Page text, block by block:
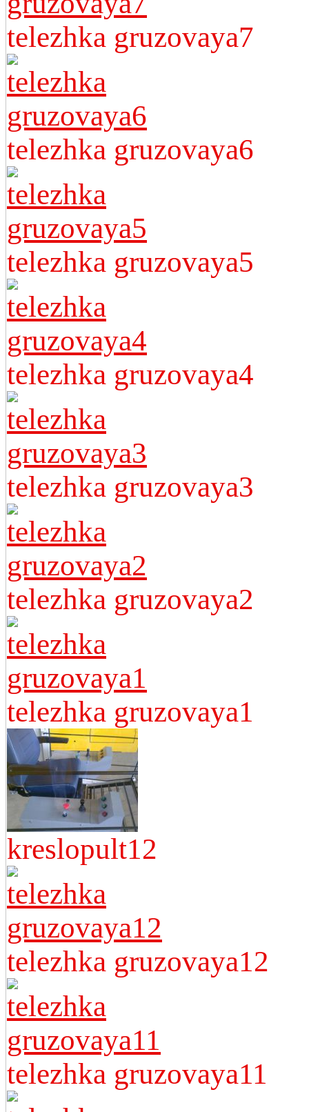
telezhka gruzovaya7
telezhka gruzovaya6
telezhka gruzovaya5
telezhka gruzovaya4
telezhka gruzovaya3
telezhka gruzovaya2
telezhka gruzovaya1
kreslopult12
telezhka gruzovaya12
telezhka gruzovaya11